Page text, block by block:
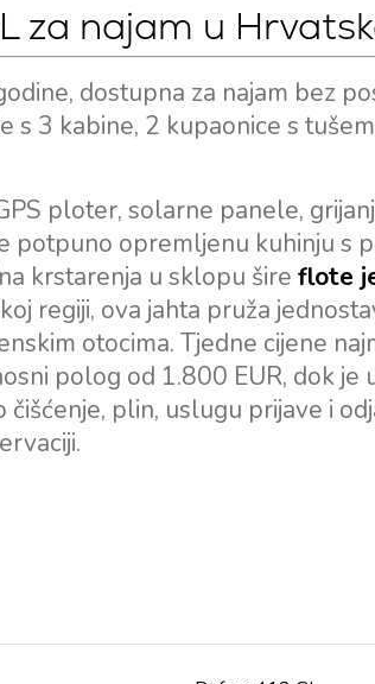
za najam u
dostupna za najam bez
s 3 kabine, 2 kupaonice s
ploter, solarne panele,
potpuno opremljenu kuhinju s
krstarenja u sklopu šire flote
regiji, ova jahta pruža
otocima. Tjedne cijene
polog od 1.800 EUR, dok je
plin, uslugu prijave i